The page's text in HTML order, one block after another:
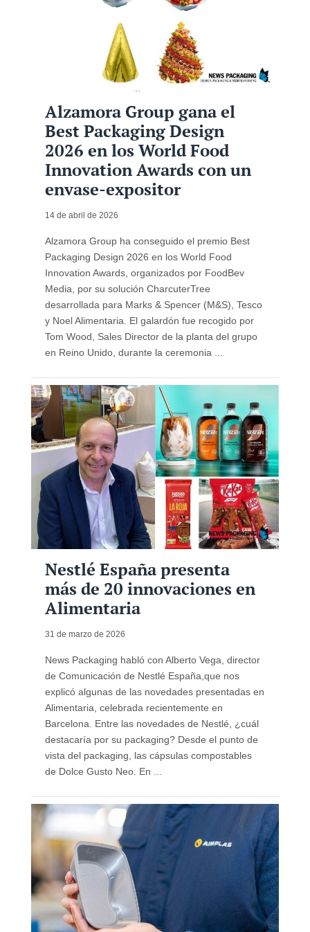
Alzamora Group gana el
Best Packaging Design
2026 en los World Food
Innovation Awards con un
envase-expositor
14 de abril de 2026
Alzamora Group ha conseguido el premio Best
Packaging Design 2026 en los World Food
Innovation Awards, organizados por FoodBev
Media, por su solución CharcuterTree
desarrollada para Marks & Spencer (M&S), Tesco
y Noel Alimentaria. El galardón fue recogido por
Tom Wood, Sales Director de la planta del grupo
en Reino Unido, durante la ceremonia ...
Nestlé España presenta
más de 20 innovaciones en
Alimentaria
31 de marzo de 2026
News Packaging habló con Alberto Vega, director
de Comunicación de Nestlé España,que nos
explicó algunas de las novedades presentadas en
Alimentaria, celebrada recientemente en
Barcelona. Entre las novedades de Nestlé, ¿cuál
destacaría por su packaging? Desde el punto de
vista del packaging, las cápsulas compostables
de Dolce Gusto Neo. En ...